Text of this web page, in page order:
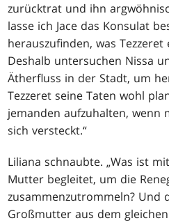
zurücktrat und ihn
lasse ich Jace das Konsulat
herauszufinden, was
Deshalb untersuchen Nissa
Ätherfluss in der Stadt, um
Tezzeret seine Taten wohl
jemanden aufzuhalten, wenn
sich versteckt.“
Liliana schnaubte. „Was ist
Mutter begleitet, um die
zusammenzutrommeln? Und
Großmutter aus dem